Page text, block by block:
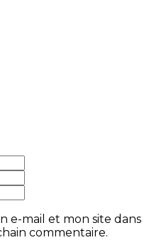
e-mail et mon site dans
commentaire.